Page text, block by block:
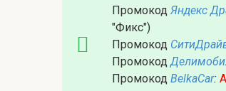
Промокод Яндекс
"Фикс")
Промокод
Промокод
Промокод BelkaCar: